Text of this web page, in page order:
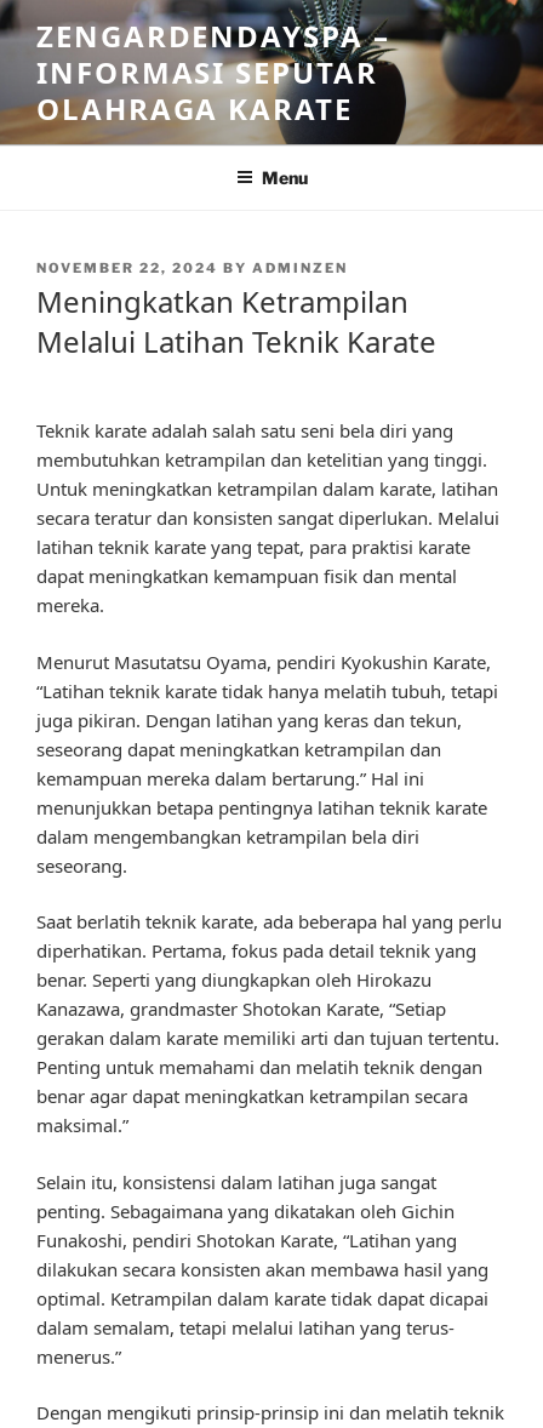
Skip
to
content
ZENGARDENDAYSPA –
INFORMASI SEPUTAR
OLAHRAGA KARATE
Menu
POSTED
NOVEMBER 22, 2024 BY ADMINZEN
Meningkatkan Ketrampilan
Melalui Latihan Teknik Karate
Teknik karate adalah salah satu seni bela diri yang
membutuhkan ketrampilan dan ketelitian yang tinggi.
Untuk meningkatkan ketrampilan dalam karate, latihan
secara teratur dan konsisten sangat diperlukan. Melalui
latihan teknik karate yang tepat, para praktisi karate
dapat meningkatkan kemampuan fisik dan mental
mereka.
Menurut Masutatsu Oyama, pendiri Kyokushin Karate,
“Latihan teknik karate tidak hanya melatih tubuh, tetapi
juga pikiran. Dengan latihan yang keras dan tekun,
seseorang dapat meningkatkan ketrampilan dan
kemampuan mereka dalam bertarung.” Hal ini
menunjukkan betapa pentingnya latihan teknik karate
dalam mengembangkan ketrampilan bela diri
seseorang.
Saat berlatih teknik karate, ada beberapa hal yang perlu
diperhatikan. Pertama, fokus pada detail teknik yang
benar. Seperti yang diungkapkan oleh Hirokazu
Kanazawa, grandmaster Shotokan Karate, “Setiap
gerakan dalam karate memiliki arti dan tujuan tertentu.
Penting untuk memahami dan melatih teknik dengan
benar agar dapat meningkatkan ketrampilan secara
maksimal.”
Selain itu, konsistensi dalam latihan juga sangat
penting. Sebagaimana yang dikatakan oleh Gichin
Funakoshi, pendiri Shotokan Karate, “Latihan yang
dilakukan secara konsisten akan membawa hasil yang
optimal. Ketrampilan dalam karate tidak dapat dicapai
dalam semalam, tetapi melalui latihan yang terus-
menerus.”
Dengan mengikuti prinsip-prinsip ini dan melatih teknik